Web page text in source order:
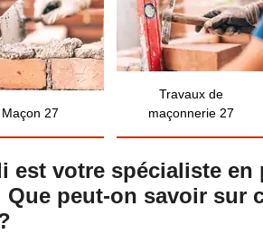
Maçon 27
Travaux de
maçonnerie 27
est votre spécialiste en
peut-on savoir sur